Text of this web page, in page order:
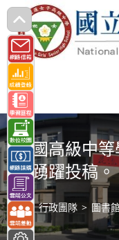
跳
轉
至
主
要
內
容 全國高級中等
請踴躍投稿。
> 行政團隊 > 圖書